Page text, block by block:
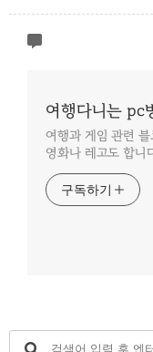
여행다니는 pc
여행과 게임 관련
영화나 레고도 합니
구독하기